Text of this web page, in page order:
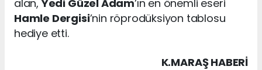
alan,Yedi Güzel Adam’ın en önemli eseri
Hamle Dergisi’nin röprodüksiyon tablosu
hediye etti.
K.MARAŞ HABERİ